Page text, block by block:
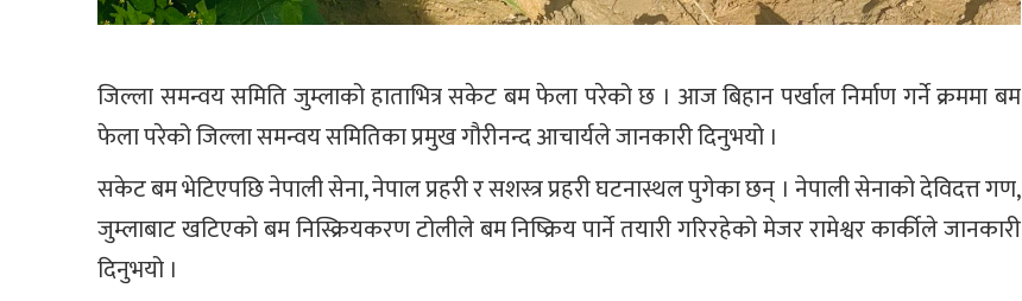
जिल्ला समन्वय समिति जुम्लाको हाताभित्र सकेट बम फेला परेको छ । आज बिहान पर्खाल निर्माण गर्ने क्रममा बम
फेला परेको जिल्ला समन्वय समितिका प्रमुख गौरीनन्द आचार्यले जानकारी दिनुभयो ।
सकेट बम भेटिएपछि नेपाली सेना, नेपाल प्रहरी र सशस्त्र प्रहरी घटनास्थल पुगेका छन् । नेपाली सेनाको देविदत्त गण,
जुम्लाबाट खटिएको बम निस्क्रियकरण टोलीले बम निष्क्रिय पार्ने तयारी गरिरहेको मेजर रामेश्वर कार्कीले जानकारी
दिनुभयो ।